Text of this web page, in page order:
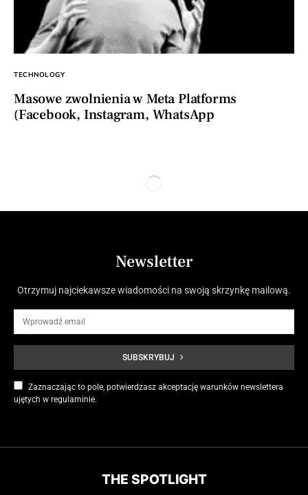
TECHNOLOGY
Masowe zwolnienia w Meta Platforms
(Facebook, Instagram, WhatsApp
Newsletter
Otrzymuj najciekawsze wiadomości na swoją skrzynkę mailową.
SUBSKRYBUJ
Zaznaczając to pole, potwierdzasz akceptację warunków newslettera
ujętych w regulaminie.
THE SPOTLIGHT